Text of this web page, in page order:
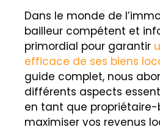
Dans le monde de
bailleur compétent et
primordial pour garantir
efficace de ses biens
guide complet, nous
différents aspects
en tant que
maximiser vos revenus